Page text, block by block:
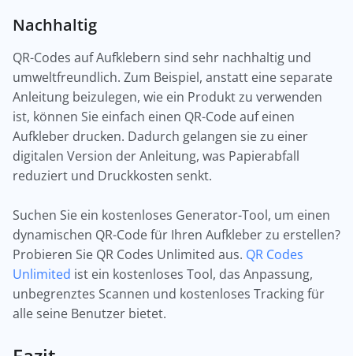
Nachhaltig
QR-Codes auf Aufklebern sind sehr nachhaltig und
umweltfreundlich. Zum Beispiel, anstatt eine separate
Anleitung beizulegen, wie ein Produkt zu verwenden
ist, können Sie einfach einen QR-Code auf einen
Aufkleber drucken. Dadurch gelangen sie zu einer
digitalen Version der Anleitung, was Papierabfall
reduziert und Druckkosten senkt.
Suchen Sie ein kostenloses Generator-Tool, um einen
dynamischen QR-Code für Ihren Aufkleber zu erstellen?
Probieren Sie QR Codes Unlimited aus. QR Codes
Unlimited ist ein kostenloses Tool, das Anpassung,
unbegrenztes Scannen und kostenloses Tracking für
alle seine Benutzer bietet.